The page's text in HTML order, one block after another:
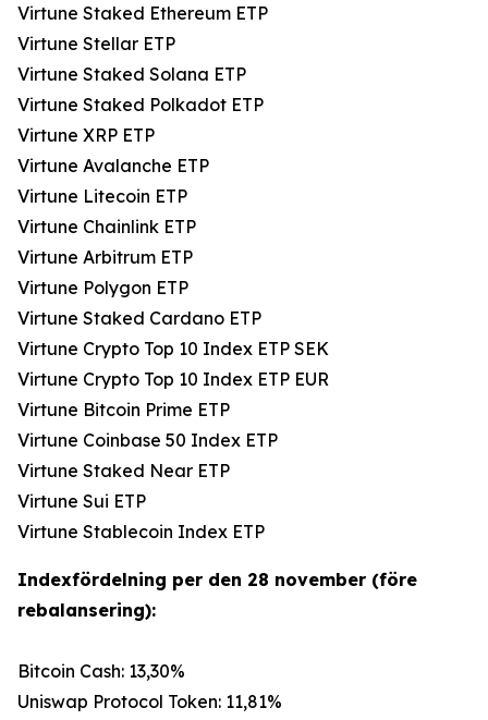
Virtune Staked Ethereum ETP
Virtune Stellar ETP
Virtune Staked Solana ETP
Virtune Staked Polkadot ETP
Virtune XRP ETP
Virtune Avalanche ETP
Virtune Litecoin ETP
Virtune Chainlink ETP
Virtune Arbitrum ETP
Virtune Polygon ETP
Virtune Staked Cardano ETP
Virtune Crypto Top 10 Index ETP SEK
Virtune Crypto Top 10 Index ETP EUR
Virtune Bitcoin Prime ETP
Virtune Coinbase 50 Index ETP
Virtune Staked Near ETP
Virtune Sui ETP
Virtune Stablecoin Index ETP
Indexfördelning per den 28 november (före
rebalansering):
Bitcoin Cash: 13,30%
Uniswap Protocol Token: 11,81%